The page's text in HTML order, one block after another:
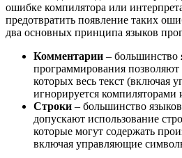
ошибке компилятора или
предотвратить появление таких
два основных принципа языков
Комментарии – большинство
программирования позволяют
которых весь текст (включая
игнорируется компиляторами
Строки – большинство
допускают использование
которые могут содержать
включая управляющие